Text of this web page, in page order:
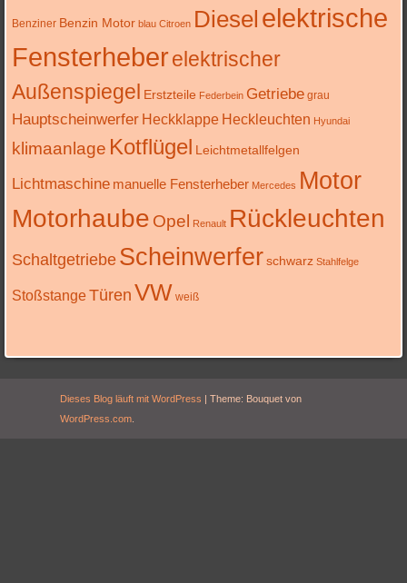
Benziner Benzin Motor blau Citroen Diesel elektrische
Fensterheberelektrischer
Außenspiegel Erstzteile Federbein Getriebe grau
Hauptscheinwerfer Heckklappe Heckleuchten Hyundai
klimaanlage Kotflügel Leichtmetallfelgen
Lichtmaschine manuelle Fensterheber Mercedes Motor
Motorhaube Opel Renault Rückleuchten
Schaltgetriebe Scheinwerfer schwarz Stahlfelge
Stoßstange Türen VW weiß
Dieses Blog läuft mit WordPress | Theme: Bouquet von
WordPress.com